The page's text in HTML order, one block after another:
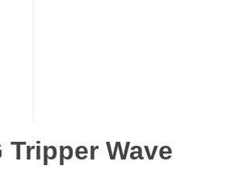
Tripper Wave